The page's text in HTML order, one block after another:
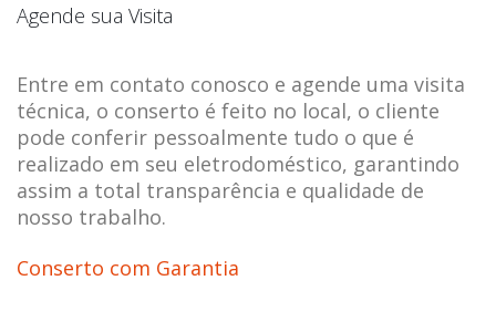
Agende sua Visita
Entre em contato conosco e agende uma visita
técnica, o conserto é feito no local, o cliente
pode conferir pessoalmente tudo o que é
realizado em seu eletrodoméstico, garantindo
assim a total transparência e qualidade de
nosso trabalho.
Conserto com Garantia